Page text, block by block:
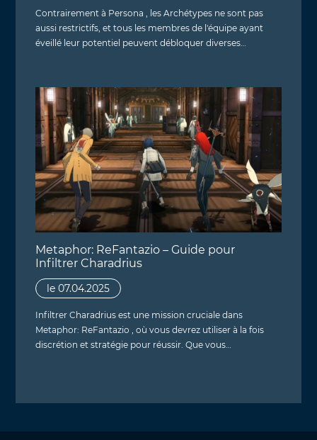
Contrairement à Persona , les Archétypes ne sont pas
aussi restrictifs, et tous les membres de l'équipe ayant
éveillé leur potentiel peuvent débloquer diverses…
Metaphor: ReFantazio – Guide pour
Infiltrer Charadrius
le 07.04.2025
Infiltrer Charadrius est une mission cruciale dans
Metaphor: ReFantazio , où vous devrez utiliser à la fois
discrétion et stratégie pour réussir. Que vous…